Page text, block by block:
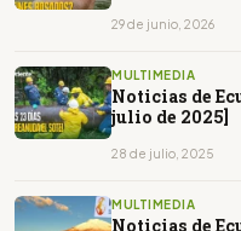
29 de junio, 2026
MULTIMEDIA
Noticias de
julio de 2025]
28 de julio, 2025
MULTIMEDIA
Noticias de